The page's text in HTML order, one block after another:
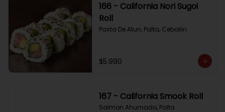
166 - California Nori Sugoi
Roll
Pasta De Atun, Palta, Cebollin
$5.990
167 - California Smook Roll
Salmon Ahumado, Palta